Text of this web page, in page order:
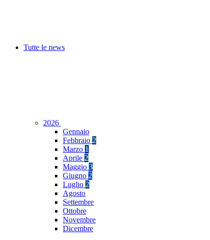
Tutte le news
2026
Gennaio
Febbraio 2
Marzo 1
Aprile 2
Maggio 3
Giugno 2
Luglio 2
Agosto
Settembre
Ottobre
Novembre
Dicembre